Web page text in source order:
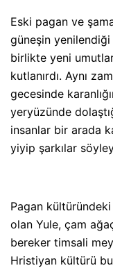
Eski pagan ve
güneşin
birlikte yeni
kutlanırdı. Aynı
gecesinde
yeryüzünde
insanlar bir arada
yiyip şarkılar
Pagan kültüründeki
olan Yule, çam
bereker timsali
Hristiyan kültürü